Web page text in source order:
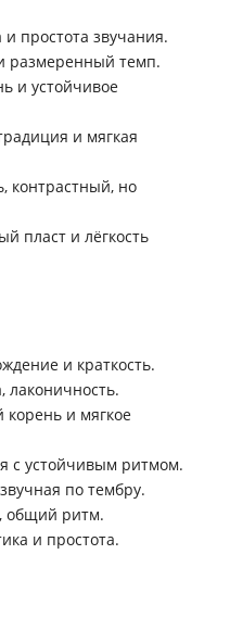
простота звучания.
размеренный темп.
и устойчивое
и мягкая
контрастный, но
пласт и лёгкость
и краткость.
лаконичность.
и мягкое
с устойчивым ритмом.
по тембру.
общий ритм.
и простота.